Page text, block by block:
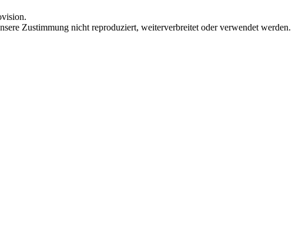
Zustimmung nicht reproduziert, weiterverbreitet oder verwendet werden.